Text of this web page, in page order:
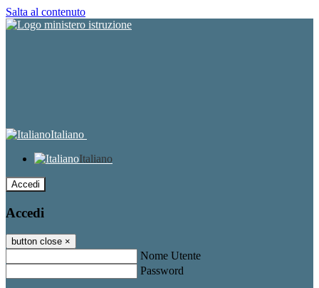
Salta al contenuto
Italiano
Italiano
Accedi
Accedi
button close ×
Nome Utente
Password